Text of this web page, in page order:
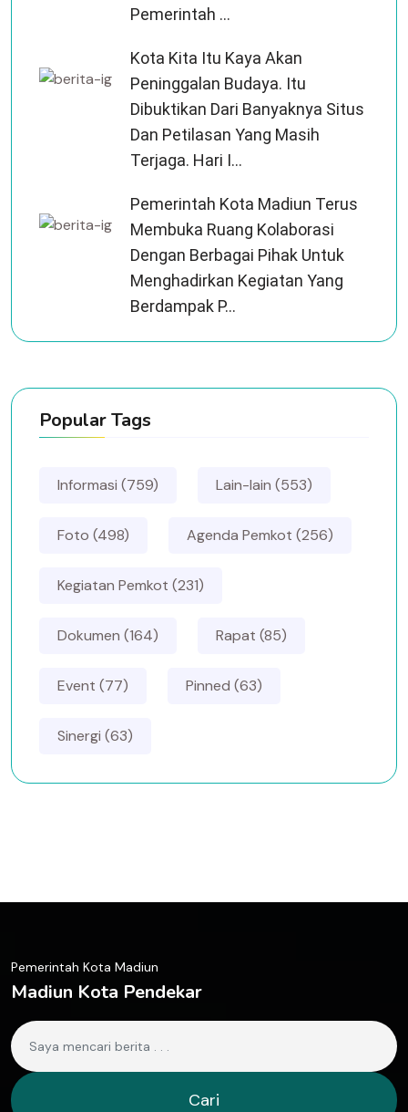
Pemerintah ...
Kota Kita Itu Kaya Akan
Peninggalan Budaya. Itu
Dibuktikan Dari Banyaknya Situs
Dan Petilasan Yang Masih
Terjaga. Hari I...
Pemerintah Kota Madiun Terus
Membuka Ruang Kolaborasi
Dengan Berbagai Pihak Untuk
Menghadirkan Kegiatan Yang
Berdampak P...
Popular Tags
Informasi (759) Lain-lain (553)
Foto (498) Agenda Pemkot (256)
Kegiatan Pemkot (231)
Dokumen (164) Rapat (85)
Event (77) Pinned (63)
Sinergi (63)
Pemerintah Kota Madiun
Madiun Kota Pendekar
Cari